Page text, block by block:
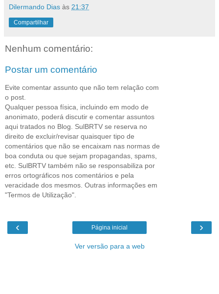
Dilermando Dias às 21:37
Compartilhar
Nenhum comentário:
Postar um comentário
Evite comentar assunto que não tem relação com
o post.
Qualquer pessoa física, incluindo em modo de
anonimato, poderá discutir e comentar assuntos
aqui tratados no Blog. SulBRTV se reserva no
direito de excluir/revisar quaisquer tipo de
comentários que não se encaixam nas normas de
boa conduta ou que sejam propagandas, spams,
etc. SulBRTV também não se responsabiliza por
erros ortográficos nos comentários e pela
veracidade dos mesmos. Outras informações em
"Termos de Utilização".
‹ ›
Página inicial
Ver versão para a web